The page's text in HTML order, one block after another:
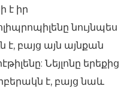
է իր
նույնպես
բայց այն այնքան
Նեյլոնը երեքից
է, բայց նաև